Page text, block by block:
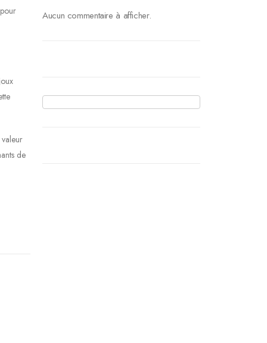
de
Aucun commentaire à afficher.